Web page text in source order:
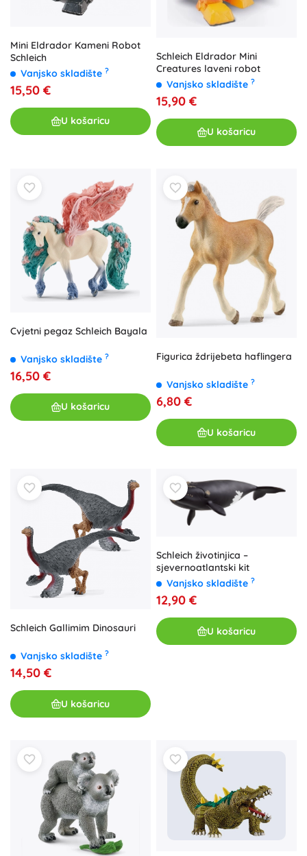
Mini Eldrador Kameni Robot
Schleich
Vanjsko skladište ?
15,50 €
U košaricu
Schleich Eldrador Mini
Creatures laveni robot
Vanjsko skladište ?
15,90 €
U košaricu
Cvjetni pegaz Schleich Bayala
Vanjsko skladište ?
16,50 €
U košaricu
Figurica ždrijebeta haflingera
Vanjsko skladište ?
6,80 €
U košaricu
Schleich Gallimim Dinosauri
Vanjsko skladište ?
14,50 €
U košaricu
Schleich životinjica –
sjevernoatlantski kit
Vanjsko skladište ?
12,90 €
U košaricu